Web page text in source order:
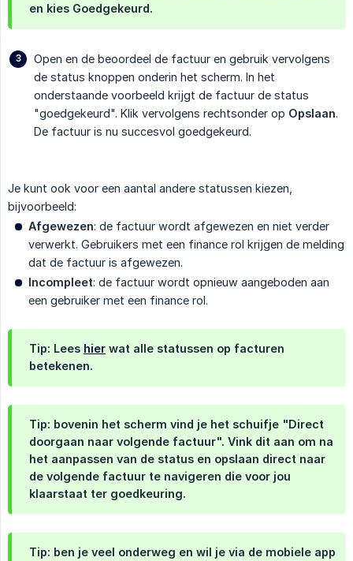
en kies Goedgekeurd.
Open en de beoordeel de factuur en gebruik vervolgens
de status knoppen onderin het scherm. In het
onderstaande voorbeeld krijgt de factuur de status
"goedgekeurd". Klik vervolgens rechtsonder op Opslaan.
De factuur is nu succesvol goedgekeurd.
Je kunt ook voor een aantal andere statussen kiezen,
bijvoorbeeld:
Afgewezen: de factuur wordt afgewezen en niet verder
verwerkt. Gebruikers met een finance rol krijgen de melding
dat de factuur is afgewezen.
Incompleet: de factuur wordt opnieuw aangeboden aan
een gebruiker met een finance rol.
Tip: Lees hier wat alle statussen op facturen
betekenen.
Tip: bovenin het scherm vind je het schuifje "Direct
doorgaan naar volgende factuur". Vink dit aan om na
het aanpassen van de status en opslaan direct naar
de volgende factuur te navigeren die voor jou
klaarstaat ter goedkeuring.
Tip: ben je veel onderweg en wil je via de mobiele app